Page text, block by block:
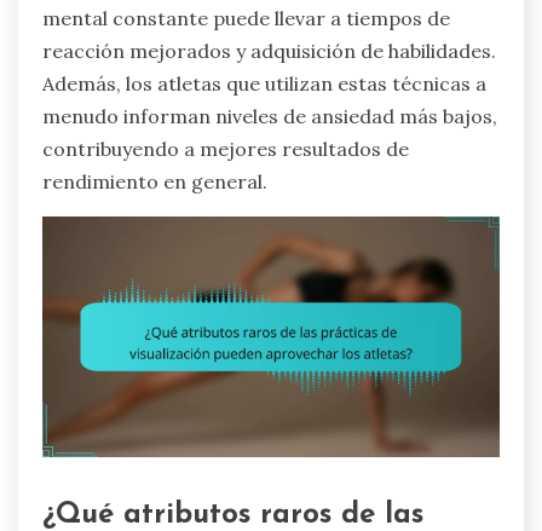
mental constante puede llevar a tiempos de
reacción mejorados y adquisición de habilidades.
Además, los atletas que utilizan estas técnicas a
menudo informan niveles de ansiedad más bajos,
contribuyendo a mejores resultados de
rendimiento en general.
¿Qué atributos raros de las